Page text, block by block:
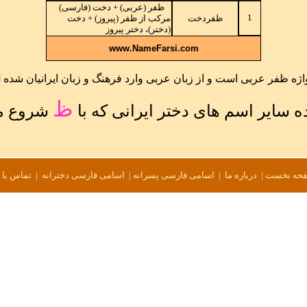
1 ظفردخت
ظفر (عربی) + دخت (فارسی)
مرکب از ظفر (پیروز) + دخت
(دختر)، دختر پیروز
www.NameFarsi.com
واژه ظفر عربی است و از زبان عربی وارد فرهنگ و زبان ایرانیان
سایر اسم های دختر ایرانی که با ظ شروع
نخست | درباره ما | اسامی فارسی پسرانه | اسامی فارسی دخترانه |تماس با